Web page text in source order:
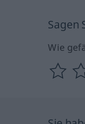
Sagen
Wie